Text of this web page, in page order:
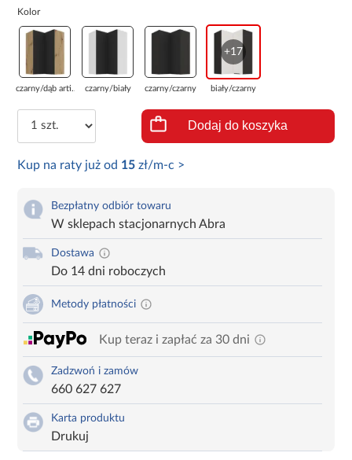
Kolor
czarny/dąb arti... czarny/biały czarny/czarny
+17
biały/czarny
Dodaj do koszyka
Kup na raty już od 15 zł/m-c >
Bezpłatny odbiór towaru
W sklepach stacjonarnych Abra
Dostawa
Do 14 dni roboczych
Metody płatności
Kup teraz i zapłać za 30 dni
Zadzwoń i zamów
660 627 627
Karta produktu
Drukuj